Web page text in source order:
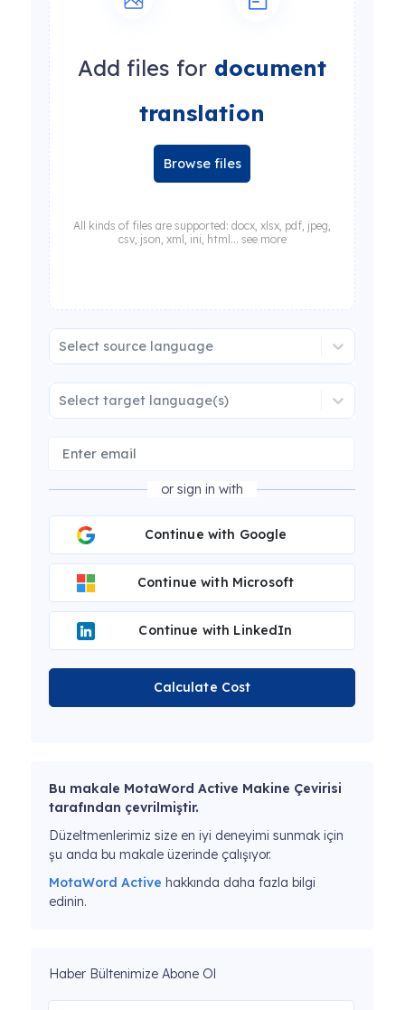
Add files for document
translation
Browse files
All kinds of files are supported: docx, xlsx, pdf, jpeg,
csv, json, xml, ini, html... see more
Select source language
Select target language(s)
or sign in with
Continue with Google
Continue with Microsoft
Continue with LinkedIn
Calculate Cost
Bu makale MotaWord Active Makine Çevirisi
tarafından çevrilmiştir.
Düzeltmenlerimiz size en iyi deneyimi sunmak için
şu anda bu makale üzerinde çalışıyor.
MotaWord Active hakkında daha fazla bilgi
edinin.
Haber Bültenimize Abone Ol